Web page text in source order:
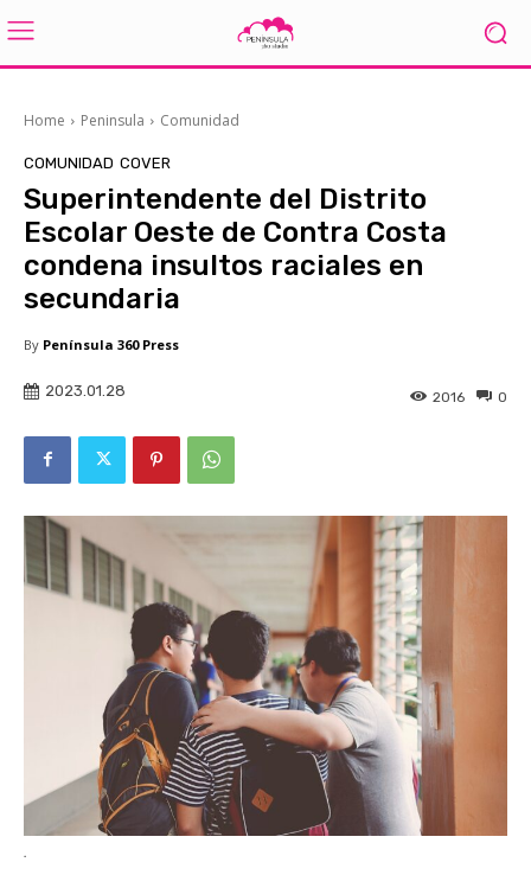
Home Peninsula Comunidad
COMUNIDAD COVER
Superintendente del Distrito
Escolar Oeste de Contra Costa
condena insultos raciales en
secundaria
By Península 360 Press
2023.01.28 0
2016
.